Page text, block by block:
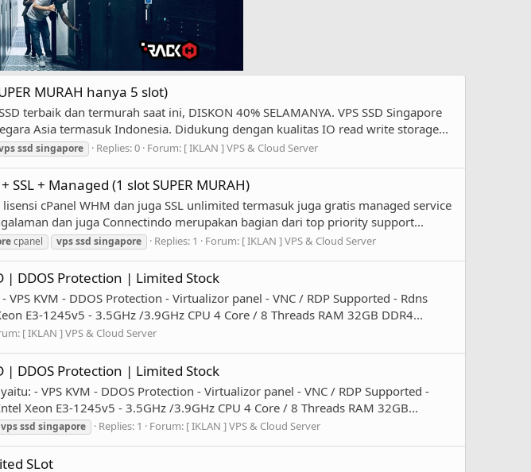
MURAH hanya 5 slot)
terbaik dan termurah saat ini, DISKON 40% SELAMANYA. VPS SSD Singapore
Asia termasuk Indonesia. Didukung dengan kualitas IO read write storage...
ssd singapore Replies: 0 Forum: [ IKLAN ] VPS & Cloud Server
+ Managed (1 slot SUPER MURAH)
cPanel WHM dan juga SSL unlimited termasuk juga gratis managed service
dan juga Connectindo merupakan bagian dari top priority support...
cpanel vpsssd singapore Replies: 1 Forum: [ IKLAN ] VPS & Cloud Server
| DDOS Protection | Limited Stock
KVM - DDOS Protection - Virtualizor panel - VNC / RDP Supported - Rdns
E3-1245v5 - 3.5GHz /3.9GHz CPU 4 Core / 8 Threads RAM 32GB DDR4...
[ IKLAN ] VPS & Cloud Server
| DDOS Protection | Limited Stock
- VPS KVM - DDOS Protection - Virtualizor panel - VNC / RDP Supported -
Xeon E3-1245v5 - 3.5GHz /3.9GHz CPU 4 Core / 8 Threads RAM 32GB...
vpsssd singapore Replies: 1 Forum: [ IKLAN ] VPS & Cloud Server
SLot